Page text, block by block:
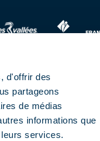
d'offrir des
partageons
de médias
informations que
services.